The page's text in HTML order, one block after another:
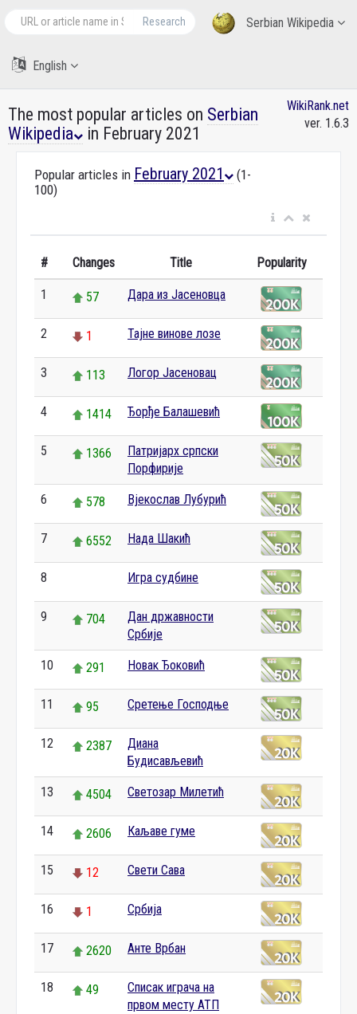
Serbian Wikipedia
Research
English
The most popular articles on Serbian
Wikipedia
in February 2021
WikiRank.net
ver. 1.6.3
Popular articles in February 2021
(1-
100)
# Changes Title Popularity
1 57 Дара из Јасеновца
2 1 Тајне винове лозе
3 113 Логор Јасеновац
4 1414 Ђорђе Балашевић
5 1366
Патријарх српски
Порфирије
6 578 Вјекослав Лубурић
7 6552 Нада Шакић
8 Игра судбине
9 704
Дан државности
Србије
10 291 Новак Ђоковић
11 95 Сретење Господње
12 2387
Диана
Будисављевић
13 4504 Светозар Милетић
14 2606 Каљаве гуме
15 12 Свети Сава
16 1 Србија
17 2620 Анте Врбан
18 49
Списак играча на
првом месту АТП